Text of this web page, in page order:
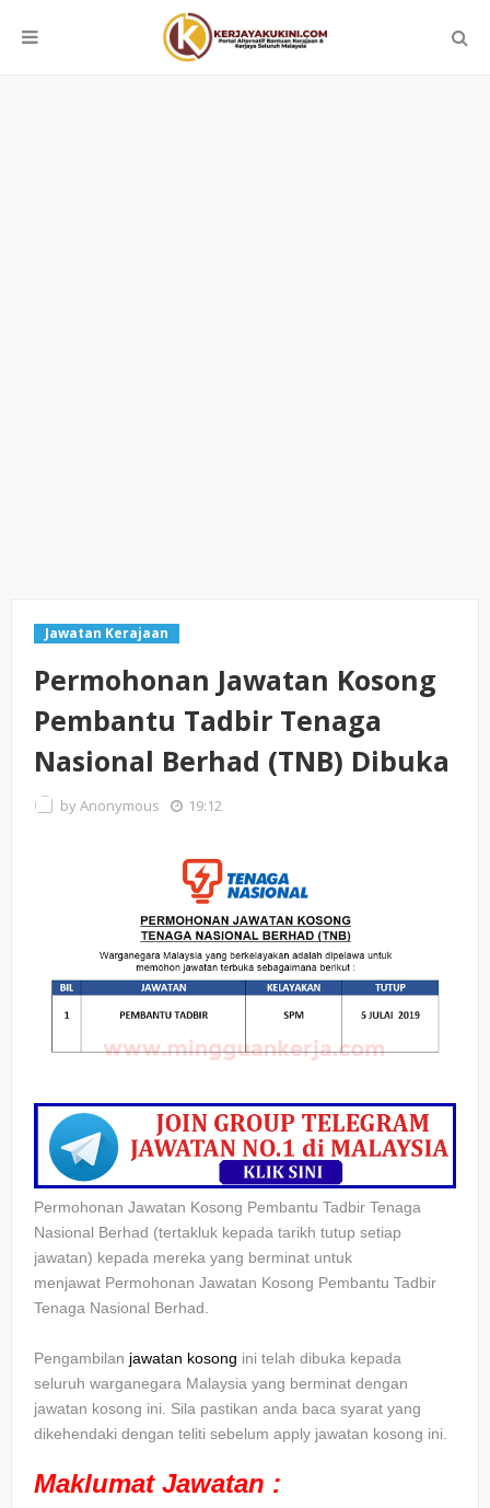
Jawatan Kerajaan
Permohonan Jawatan Kosong
Pembantu Tadbir Tenaga
Nasional Berhad (TNB) Dibuka
byAnonymous 19:12
Permohonan Jawatan Kosong Pembantu Tadbir Tenaga
Nasional Berhad (tertakluk kepada tarikh tutup setiap
jawatan) kepada mereka yang berminat untuk
menjawat Permohonan Jawatan Kosong Pembantu Tadbir
Tenaga Nasional Berhad.
Pengambilan jawatan kosong ini telah dibuka kepada
seluruh warganegara Malaysia yang berminat dengan
jawatan kosong ini. Sila pastikan anda baca syarat yang
dikehendaki dengan teliti sebelum apply jawatan kosong ini.
Maklumat Jawatan :